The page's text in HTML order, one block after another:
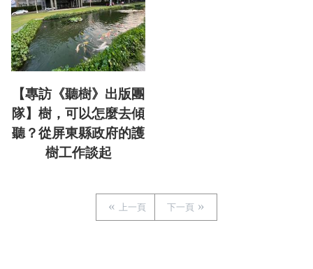
【專訪《聽樹》出版團
隊】樹，可以怎麼去傾
聽？從屏東縣政府的護
樹工作談起
上一頁 下一頁